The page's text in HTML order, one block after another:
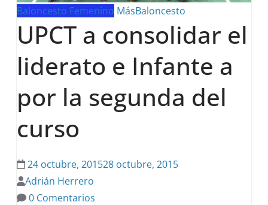
Baloncesto Femenino MásBaloncesto
UPCT a consolidar el
liderato e Infante a
por la segunda del
curso
24 octubre, 201528 octubre, 2015
Adrián Herrero
0 Comentarios